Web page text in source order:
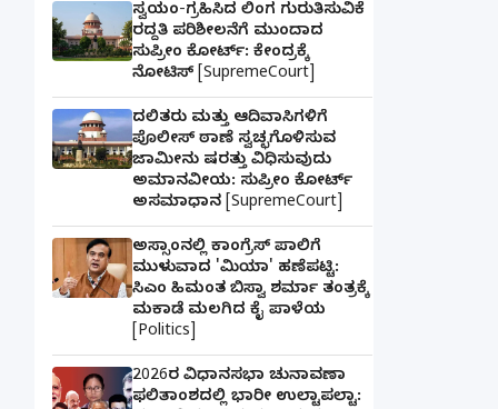
ಸ್ವಯಂ-ಗ್ರಹಿಸಿದ ಲಿಂಗ ಗುರುತಿಸುವಿಕೆ
ರದ್ದತಿ ಪರಿಶೀಲನೆಗೆ ಮುಂದಾದ
ಸುಪ್ರೀಂ ಕೋರ್ಟ್: ಕೇಂದ್ರಕ್ಕೆ
ನೋಟಿಸ್ [SupremeCourt]
ದಲಿತರು ಮತ್ತು ಆದಿವಾಸಿಗಳಿಗೆ
ಪೊಲೀಸ್ ಠಾಣೆ ಸ್ವಚ್ಛಗೊಳಿಸುವ
ಜಾಮೀನು ಷರತ್ತು ವಿಧಿಸುವುದು
ಅಮಾನವೀಯ: ಸುಪ್ರೀಂ ಕೋರ್ಟ್
ಅಸಮಾಧಾನ [SupremeCourt]
ಅಸ್ಸಾಂನಲ್ಲಿ ಕಾಂಗ್ರೆಸ್ ಪಾಲಿಗೆ
ಮುಳುವಾದ 'ಮಿಯಾ' ಹಣೆಪಟ್ಟಿ:
ಸಿಎಂ ಹಿಮಂತ ಬಿಸ್ವಾ ಶರ್ಮಾ ತಂತ್ರಕ್ಕೆ
ಮಕಾಡೆ ಮಲಗಿದ ಕೈ ಪಾಳೆಯ
[Politics]
2026ರ ವಿಧಾನಸಭಾ ಚುನಾವಣಾ
ಫಲಿತಾಂಶದಲ್ಲಿ ಭಾರೀ ಉಲ್ಟಾಪಲ್ಟಾ: